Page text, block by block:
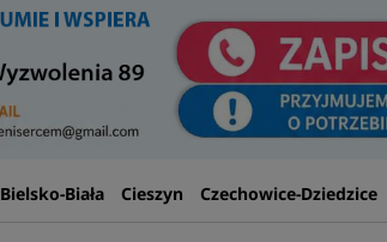
Bielsko-Biała Cieszyn Czechowice-Dziedzice